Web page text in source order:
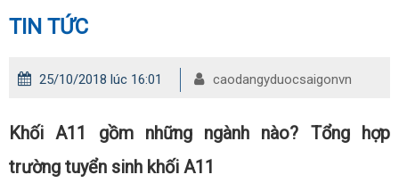
TIN TỨC
25/10/2018 lúc 16:01 caodangyduocsaigonvn
Khối A11 gồm những ngành nào? Tổng hợp
trường tuyển sinh khối A11